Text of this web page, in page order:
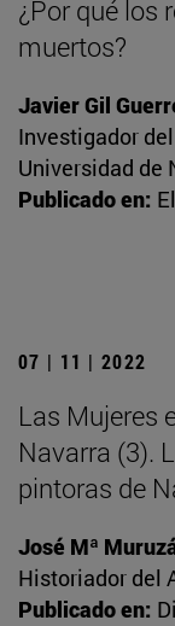
¿Por qué los
muertos?
Javier Gil
Investigador
Universidad de
Publicado en:
07 | 11 | 2022
Las Mujeres
Navarra (3).
pintoras de
José Mª
Historiador del
Publicado en: